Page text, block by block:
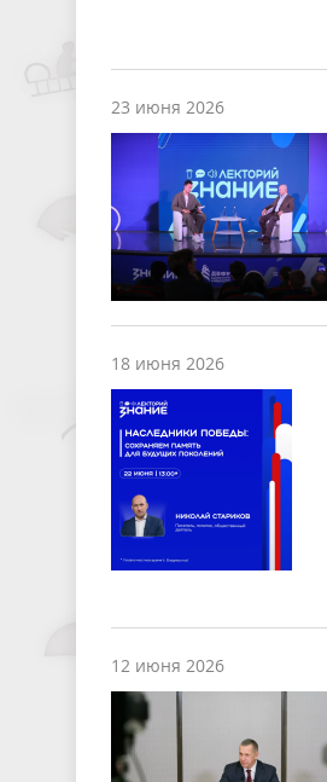
23 июня 2026
18 июня 2026
12 июня 2026